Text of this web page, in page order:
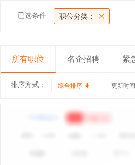
已选条件 职位分类：
所有职位 名企招聘 紧
排序方式： 综合排序 更新时间